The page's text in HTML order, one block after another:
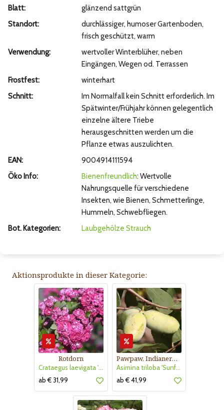
Blatt:
glänzend sattgrün
Standort:
durchlässiger, humoser Gartenboden,
frisch geschützt, warm
Verwendung:
wertvoller Winterblüher, neben
Eingängen, Wegen od. Terrassen
Frostfest:
winterhart
Schnitt:
Im Normalfall kein Schnitt erforderlich. Im
Spätwinter/Frühjahr können gelegentlich
einzelne ältere Triebe
herausgeschnitten werden um die
Pflanze etwas auszulichten.
EAN:
9004914111594
Öko Info:
Bienenfreundlich: Wertvolle
Nahrungsquelle für verschiedene
Insekten, wie Bienen, Schmetterlinge,
Hummeln, Schwebfliegen.
Bot. Kategorien:
Laubgehölze Strauch
Aktionsprodukte in dieser Kategorie:
Rotdorn
Crataegus laevigata 'Pauls Scarlet'
ab € 31,99
Pawpaw, Indianerbanane
Asimina triloba 'Sunflower'
ab € 41,99